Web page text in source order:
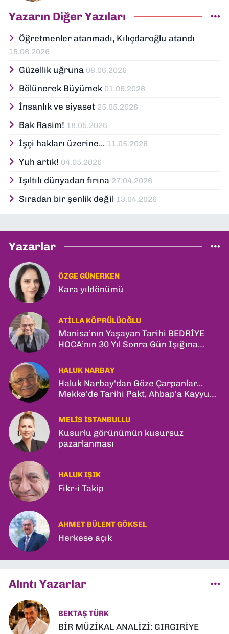
Yazarın Diğer Yazıları
Öğretmenler atanmadı, Kılıçdaroğlu atandı
15.06.2026
Güzellik uğruna 08.06.2026
Bölünerek Büyümek 01.06.2026
İnsanlık ve siyaset 25.05.2026
Bak Rasim! 18.05.2026
İşçi hakları üzerine... 11.05.2026
Yuh artık! 04.05.2026
Işıltılı dünyadan fırına 27.04.2026
Sıradan bir şenlik değil 13.04.2026
Yazarlar
ÖZGE GÜNERKEN
Kara yıldönümü
ATILLA KÖPRÜLÜOĞLU
Manisa’nın Yaşayan Tarihi BEDRİYE
HOCA’nın 30 Yıl Sonra Gün Işığına
HALUK NARBAY
Haluk Narbay'dan Göze Çarpanlar...
Mekke'de Tarihi Pakt, Ahbap'a Kayyum
MELIS İSTANBULLU
Kusurlu görünümün kusursuz
pazarlanması
HALUK IŞIK
Fikr-i Takip
AHMET BÜLENT GÖKSEL
Herkese açık
Alıntı Yazarlar
BEKTAŞ TÜRK
BİR MÜZİKAL ANALİZİ: GIRGIRİYE